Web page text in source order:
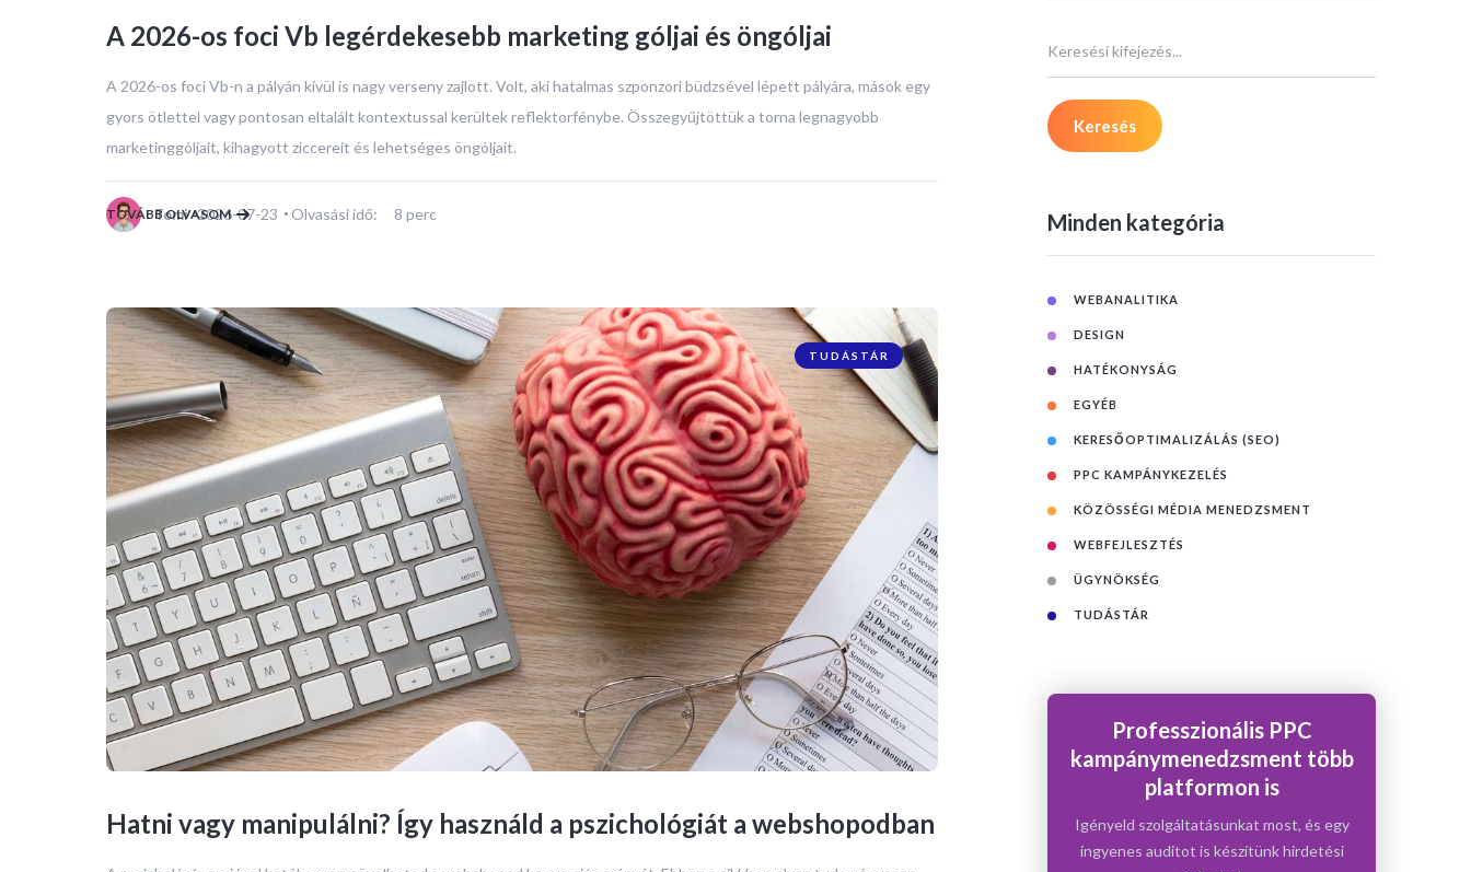
A 2026-os foci Vb legérdekesebb marketing góljai és öngóljai
A 2026-os foci Vb-n a pályán kívül is nagy verseny zajlott. Volt, aki hatalmas szponzori büdzsével lépett pályára, mások egy
gyors ötlettel vagy pontosan eltalált kontextussal kerültek reflektorfénybe. Összegyűjtöttük a torna legnagyobb
marketinggóljait, kihagyott ziccereit és lehetséges öngóljait.
Tomi 2026-07-23 Olvasási idő: 8 perc
TOVÁBB OLVASOM
TUDÁSTÁR
Hatni vagy manipulálni? Így használd a pszichológiát a webshopodban
Minden kategória
WEBANALITIKA
DESIGN
HATÉKONYSÁG
EGYÉB
KERESŐOPTIMALIZÁLÁS (SEO)
PPC KAMPÁNYKEZELÉS
KÖZÖSSÉGI MÉDIA MENEDZSMENT
WEBFEJLESZTÉS
ÜGYNÖKSÉG
TUDÁSTÁR
Professzionális PPC
kampánymenedzsment több
platformon is
Igényeld szolgáltatásunkat most, és egy
ingyenes auditot is készítünk hirdetési